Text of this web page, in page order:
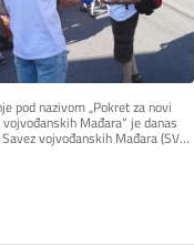
pod nazivom „Pokret za novi
Mađara“ je danas
vojvođanskih Mađara (SVM)